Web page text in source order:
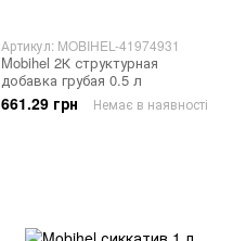
Артикул: MOBIHEL-41974931
Mobihel 2К структурная
добавка грубая 0.5 л
661.29 грн Немає в наявності